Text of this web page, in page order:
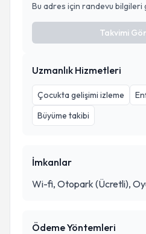
Bu adres için randevu
Takvimi
Uzmanlık Hizmetleri
Çocukta gelişimi izleme
Büyüme takibi
İmkanlar
Wi-fi, Otopark (Ücretli),
Ödeme Yöntemleri